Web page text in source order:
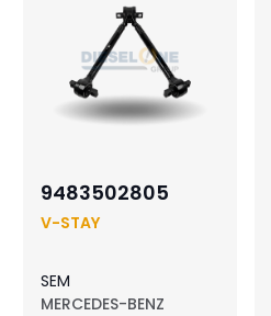
9483502805
V-STAY
SEM
MERCEDES-BENZ